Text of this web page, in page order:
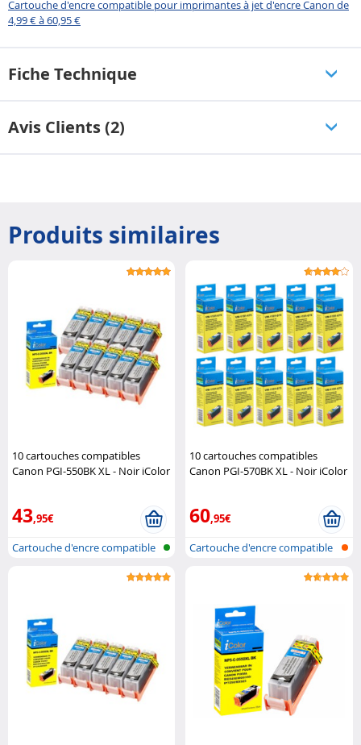
Cartouche d'encre compatible pour imprimantes à jet d'encre Canon de
4,99 € à 60,95 €
Fiche Technique
Avis Clients (2)
Produits similaires
10 cartouches compatibles
Canon PGI-550BK XL - Noir iColor
43,95€
Cartouche d'encre compatible
10 cartouches compatibles
Canon PGI-570BK XL - Noir iColor
60,95€
Cartouche d'encre compatible